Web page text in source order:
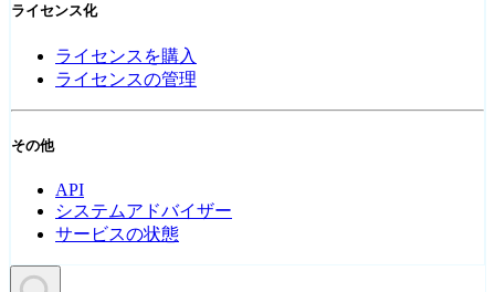
ライセンス化
ライセンスを購入
ライセンスの管理
その他
API
システムアドバイザー
サービスの状態